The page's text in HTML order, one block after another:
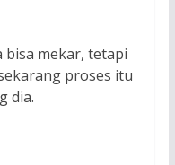
bisa mekar, tetapi
proses itu
dia.